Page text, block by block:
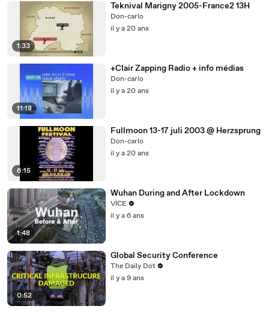
1:33
Teknival Marigny 2005-France2 13H
Don-carlo
il y a 20 ans
11:18
+Clair Zapping Radio + info médias
Don-carlo
il y a 20 ans
6:15
Fullmoon 13-17 juli 2003 @ Herzsprung
Don-carlo
il y a 20 ans
1:48
Wuhan During and After Lockdown
VICE
il y a 6 ans
0:52
Global Security Conference
The Daily Dot
il y a 9 ans